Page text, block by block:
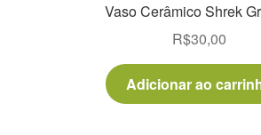
Vaso Cerâmico Shrek
R$30,00
Adicionar ao